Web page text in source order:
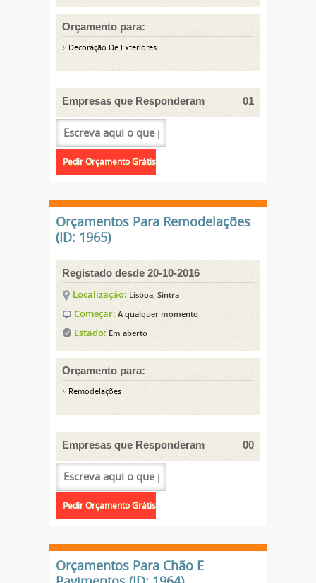
Orçamento para:
Decoração De Exteriores
Empresas que Responderam 01
Orçamentos Para Remodelações
(ID: 1965)
Registado desde 20-10-2016
Localização: Lisboa, Sintra
Começar: A qualquer momento
Estado: Em aberto
Orçamento para:
Remodelações
Empresas que Responderam 00
Orçamentos Para Chão E